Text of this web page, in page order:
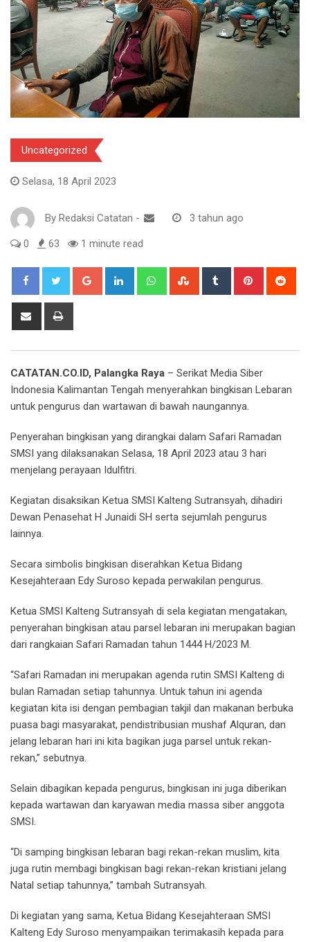
Uncategorized
Selasa, 18 April 2023
By Redaksi Catatan - 3 tahun ago
0 63 1 minute read
Google+ LinkedIn WhatsappStumbleUpon
Tumblr Pinterest
Share
CATATAN.CO.ID, Palangka Raya – Serikat Media Siber
Indonesia Kalimantan Tengah menyerahkan bingkisan Lebaran
untuk pengurus dan wartawan di bawah naungannya.
Penyerahan bingkisan yang dirangkai dalam Safari Ramadan
SMSI yang dilaksanakan Selasa, 18 April 2023 atau 3 hari
menjelang perayaan Idulfitri.
Kegiatan disaksikan Ketua SMSI Kalteng Sutransyah, dihadiri
Dewan Penasehat H Junaidi SH serta sejumlah pengurus
lainnya.
Secara simbolis bingkisan diserahkan Ketua Bidang
Kesejahteraan Edy Suroso kepada perwakilan pengurus.
Ketua SMSI Kalteng Sutransyah di sela kegiatan mengatakan,
penyerahan bingkisan atau parsel lebaran ini merupakan bagian
dari rangkaian Safari Ramadan tahun 1444 H/2023 M.
“Safari Ramadan ini merupakan agenda rutin SMSI Kalteng di
bulan Ramadan setiap tahunnya. Untuk tahun ini agenda
kegiatan kita isi dengan pembagian takjil dan makanan berbuka
puasa bagi masyarakat, pendistribusian mushaf Alquran, dan
jelang lebaran hari ini kita bagikan juga parsel untuk rekan-
rekan,” sebutnya.
Selain dibagikan kepada pengurus, bingkisan ini juga diberikan
kepada wartawan dan karyawan media massa siber anggota
SMSI.
“Di samping bingkisan lebaran bagi rekan-rekan muslim, kita
juga rutin membagi bingkisan bagi rekan-rekan kristiani jelang
Natal setiap tahunnya,” tambah Sutransyah.
Di kegiatan yang sama, Ketua Bidang Kesejahteraan SMSI
Kalteng Edy Suroso menyampaikan terimakasih kepada para